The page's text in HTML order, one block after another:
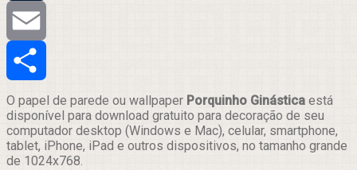
Tumblr
Email
Compartilhar
O papel de parede ou wallpaper Porquinho Ginástica está
disponível para download gratuito para decoração de seu
computador desktop (Windows e Mac), celular, smartphone,
tablet, iPhone, iPad e outros dispositivos, no tamanho grande
de 1024x768.